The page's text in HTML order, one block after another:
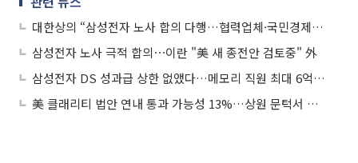
대한상의 “삼성전자 노사 합의 다행…협력업체·국민경제에 큰 의미”
삼성전자 노사 극적 합의⋯이란 "美 새 종전안 검토중" 外
삼성전자 DS 성과급 상한 없앴다…메모리 직원 최대 6억원 가능
美 클래리티 법안 연내 통과 가능성 13%…상원 문턱서 제동